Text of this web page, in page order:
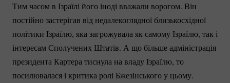
Тим часом в Ізраїлі його іноді вважали ворогом. Він
постійно застерігав від недалекоглядної близькосхідної
політики Ізраїлю, яка загрожувала як самому Ізраїлю, так і
інтересам Сполучених Штатів. А що більше адміністрація
президента Картера тиснула на владу Ізраїлю, то
посилювалася і критика ролі Бжезінського у цьому.